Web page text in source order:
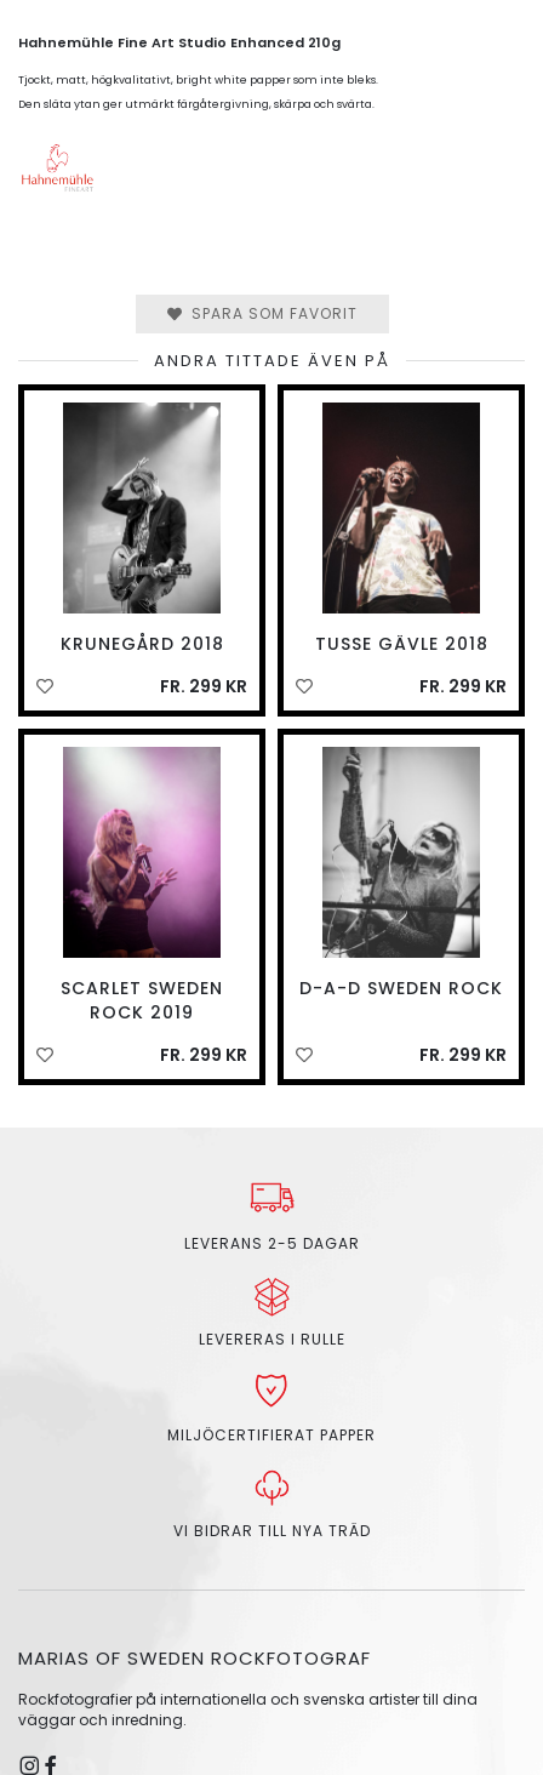
Hahnemühle Fine Art Studio Enhanced 210g
Tjockt, matt, högkvalitativt, bright white papper som inte bleks.
Den släta ytan ger utmärkt färgåtergivning, skärpa och svärta.
SPARA SOM FAVORIT
ANDRA TITTADE ÄVEN PÅ
KRUNEGÅRD 2018
FR. 299 KR
TUSSE GÄVLE 2018
FR. 299 KR
SCARLET SWEDEN
ROCK 2019
FR. 299 KR
D-A-D SWEDEN ROCK
FR. 299 KR
LEVERANS 2-5 DAGAR
LEVERERAS I RULLE
MILJÖCERTIFIERAT PAPPER
VI BIDRAR TILL NYA TRÄD
MARIAS OF SWEDEN ROCKFOTOGRAF
Rockfotografier på internationella och svenska artister till dina
väggar och inredning.